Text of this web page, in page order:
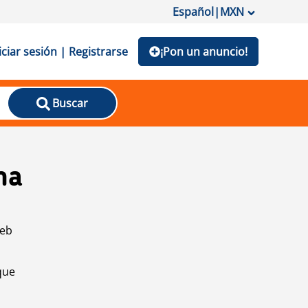
Español|MXN
sesión | Registrarse ¡Pon un anuncio!
Buscar